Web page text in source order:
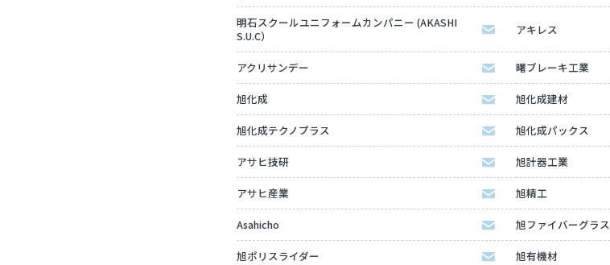
明石スクールユニフォームカンパニー (AKASHI
S.U.C）
アキレス
アクリサンデー 曙ブレーキ工業
旭化成 旭化成建材
旭化成テクノプラス 旭化成パックス
アサヒ技研 旭計器工業
アサヒ産業 旭精工
Asahicho 旭ファイバーグラス
旭ポリスライダー 旭有機材